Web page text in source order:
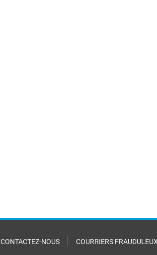
CONTACTEZ-NOUS COURRIERS